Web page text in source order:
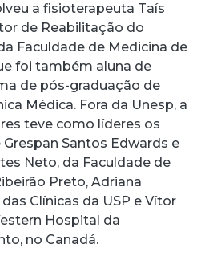
a fisioterapeuta Taís
de Reabilitação do
Faculdade de Medicina de
foi também aluna de
de pós-graduação de
Médica. Fora da Unesp, a
teve como líderes os
Santos Edwards e
Neto, da Faculdade de
Preto, Adriana
Clínicas da USP e Vítor
Hospital da
no Canadá.